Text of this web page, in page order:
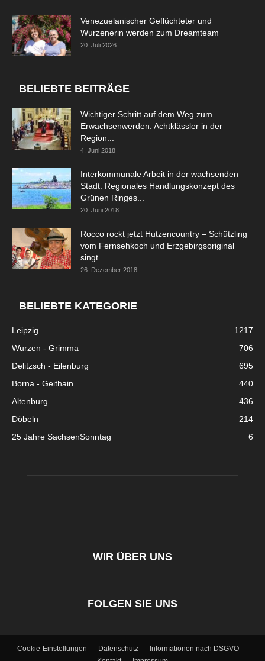
Venezuelanischer Geflüchteter und
Wurzenerin werden zum Dreamteam
20. Juli 2026
BELIEBTE BEITRÄGE
Wichtiger Schritt auf dem Weg zum
Erwachsenwerden: Achtklässler in der
Region...
4. Juni 2018
Interkommunale Arbeit in der wachsenden
Stadt: Regionales Handlungskonzept des
Grünen Ringes...
20. Juni 2018
Rocco rockt jetzt Hutzencountry – Schützling
vom Fernsehkoch und Erzgebirgsoriginal
singt...
26. Dezember 2018
BELIEBTE KATEGORIE
Leipzig
1217
Wurzen - Grimma
706
Delitzsch - Eilenburg
695
Borna - Geithain
440
Altenburg
436
Döbeln
214
25 Jahre SachsenSonntag
6
WIR ÜBER UNS
FOLGEN SIE UNS
Cookie-Einstellungen Datenschutz
Informationen nach DSGVO